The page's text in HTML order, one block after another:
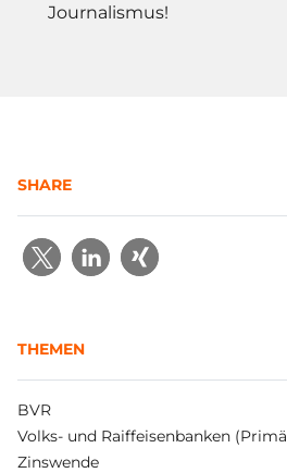
Journalismus!
SHARE
THEMEN
BVR
Volks- und Raiffeisenbanken
Zinswende